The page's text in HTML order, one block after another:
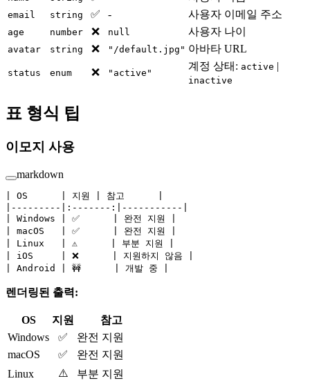
email string ✅ - 사용자 이메일 주소
age number ❌ null 사용자 나이
avatar string ❌ "/default.jpg" 아바타 URL
status enum ❌ "active"
계정 상태: active |
inactive
표 형식 팁
이모지 사용
markdown
| OS      | 지원 | 참고      |
|---------|:-------:|-----------|
| Windows | ✅      | 완전 지원 |
| macOS   | ✅      | 완전 지원 |
| Linux   | ⚠️      | 부분 지원 |
| iOS     | ❌      | 지원하지 않음 |
| Android | 🚧      | 개발 중 |
렌더링된 출력:
OS 지원
참고
Windows
✅
완전 지원
macOS
✅
완전 지원
Linux
⚠️
부분 지원